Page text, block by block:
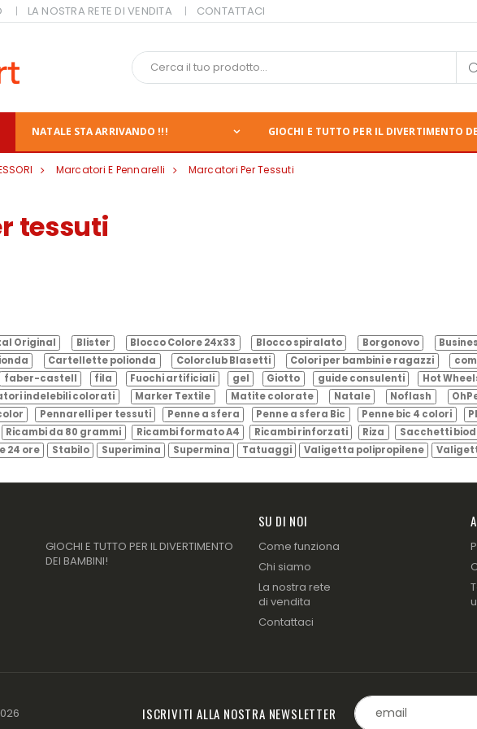
LA NOSTRA RETE DI VENDITA CONTATTACI
NATALE STA ARRIVANDO !!! GIOCHI E TUTTO PER IL DIVERTIMENTO
Marcatori E Pennarelli Marcatori Per Tessuti
tessuti
Original Blister Blocco Colore 24x33 Blocco spiralato Borgonovo
Cartellette polionda Colorclub Blasetti Colori per bambini e ragazzi
faber-castell fila Fuochi artificiali gel Giotto guide consulenti Hot
indelebili colorati Marker Textile Matite colorate Natale Noflash
Pennarelli per tessuti Penne a sfera Penne a sfera Bic Penne bic 4 colori
Ricambi da 80 grammi Ricambi formato A4 Ricambi rinforzati Riza Sacchetti
24 ore Stabilo Superimina Supermina Tatuaggi Valigetta polipropilene
GIOCHI E TUTTO PER IL DIVERTIMENTO
DEI BAMBINI!
SU DI NOI
Come funziona
Chi siamo
La nostra rete
di vendita
Contattaci
ISCRIVITI ALLA NOSTRA NEWSLETTER